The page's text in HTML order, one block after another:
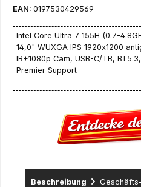
EAN: 0197530429569
Intel Core Ultra 7 155H (0.7-
14,0" WUXGA IPS 1920x1200
IR+1080p Cam, USB-C/TB,
Premier Support
Beschreibung